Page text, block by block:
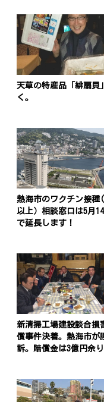
天草の特産品「緋扇貝
く。
熱海市のワクチン接種
以上）相談窓口は5月
で延長します！
新清掃工場建設談合損
償事件決着。熱海市が
訴。賠償金は3億円余り